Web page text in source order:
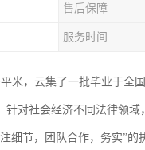
售后保障
服务时间
米，云集了一批毕业于全
对社会经济不同法律领
细节，团队合作，务实”